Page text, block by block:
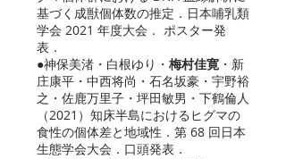
基づく成獣個体数の推定．日本哺乳類
学会 2021 年度大会． ポスター発
表．
●神保美渚・白根ゆり・ 梅村佳寛 ・新
庄康平・中西将尚・石名坂豪・宇野裕
之・佐鹿万里子・坪田敏男・下鶴倫人
（2021）知床半島におけるヒグマの
食性の個体差と地域性．第 68 回日本
生態学会大会．口頭発表．